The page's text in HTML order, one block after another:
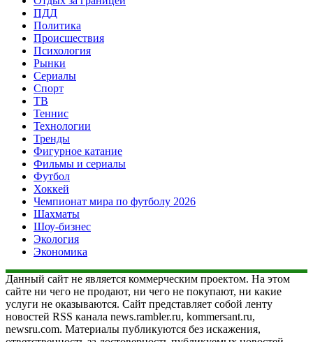
ПДД
Политика
Происшествия
Психология
Рынки
Сериалы
Спорт
ТВ
Теннис
Технологии
Тренды
Фигурное катание
Фильмы и сериалы
Футбол
Хоккей
Чемпионат мира по футболу 2026
Шахматы
Шоу-бизнес
Экология
Экономика
Данный сайт не является коммерческим проектом. На этом
сайте ни чего не продают, ни чего не покупают, ни какие
услуги не оказываются. Сайт представляет собой ленту
новостей RSS канала news.rambler.ru, kommersant.ru,
newsru.com. Материалы публикуются без искажения,